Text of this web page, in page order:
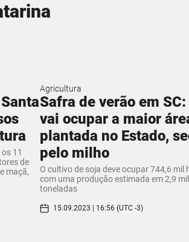
11
de
maçã,
Agricultura
Safra de verão em SC:
vai ocupar a maior
plantada no Estado,
pelo milho
O cultivo de soja deve ocupar 744,6 mil
com uma produção estimada em 2,9
toneladas
15.09.2023 | 16:56 (UTC -3)